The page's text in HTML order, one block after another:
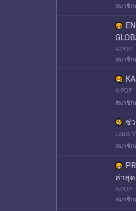
สมาชิก
K-POP
สมาชิก
K-POP
สมาชิก
ช่
Louis
สมาชิก
ล่าสุด
K-POP
สมาชิก